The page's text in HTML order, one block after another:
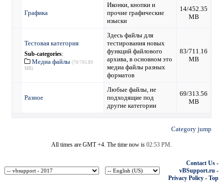
Графика
Иконки, кнопки и
прочие графические
изыски
14/452.35
MB
Тестовая категория
Sub-categories:
Медиа файлы (70/705.89
MB)
Здесь файлы для
тестирования новых
функций файлового
архива, в основном это
медиа файлы разных
форматов
83/711.16
MB
Разное
Любые файлы, не
подходящие под
другие категории
69/313.56
MB
Category jump
All times are GMT +4. The time now is 02:53 PM
Contact Us -
vBSupport.ru -
Privacy Policy - Top